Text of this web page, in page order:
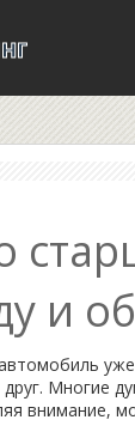
и
Многие
внимание,